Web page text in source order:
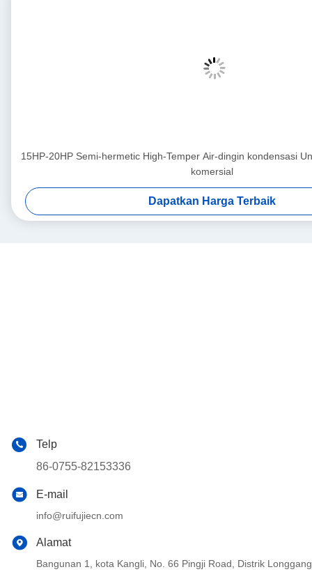
15HP-20HP Semi-hermetic High-Temper Air-dingin kondensasi
komersial
Dapatkan Harga Terbaik
Telp
86-0755-82153336
E-mail
info@ruifujiecn.com
Alamat
Bangunan 1, kota Kangli, No. 66 Pingji Road, Distrik